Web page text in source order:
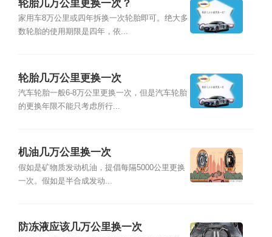
轮胎几万公里更换一次？
家用车8万公里或四年拆换一次轮胎即可。绝大多
数轮胎的使用期限是四年，依...
轮胎几万公里更换一次
汽车轮胎一般6-8万公里更换一次，但是汽车轮胎
的更换年限不能只考虑所行...
机油几万公里换一次
假如是矿物质发动机油，提倡每隔5000公里更换
一次。假如是半合成发动...
防冻液应该几万公里换一次